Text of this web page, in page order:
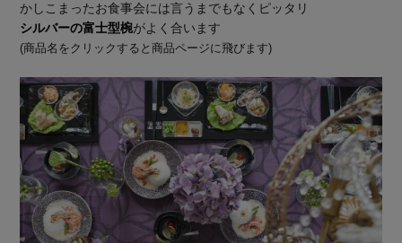
かしこまったお食事会には言うまでもなくピッタリ
シルバーの富士型椀がよく合います
(商品名をクリックすると商品ページに飛びます)